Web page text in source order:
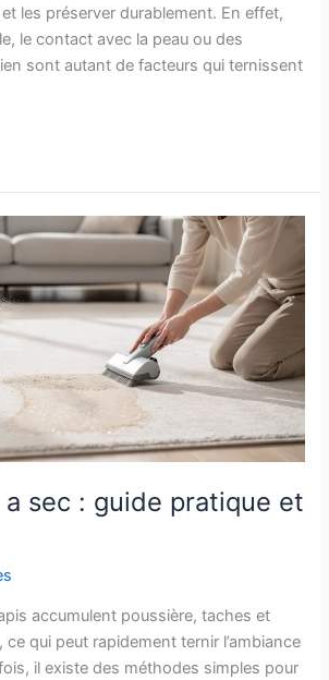
les préserver durablement. En effet,
le contact avec la peau ou des
sont autant de facteurs qui ternissent
a sec : guide pratique et
accumulent poussière, taches et
ce qui peut rapidement ternir l’ambiance
il existe des méthodes simples pour